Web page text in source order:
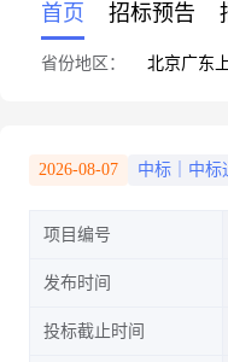
首页 招标预告
省份地区： 北京广东
2026-08-07 中标｜中标
项目编号
发布时间
投标截止时间